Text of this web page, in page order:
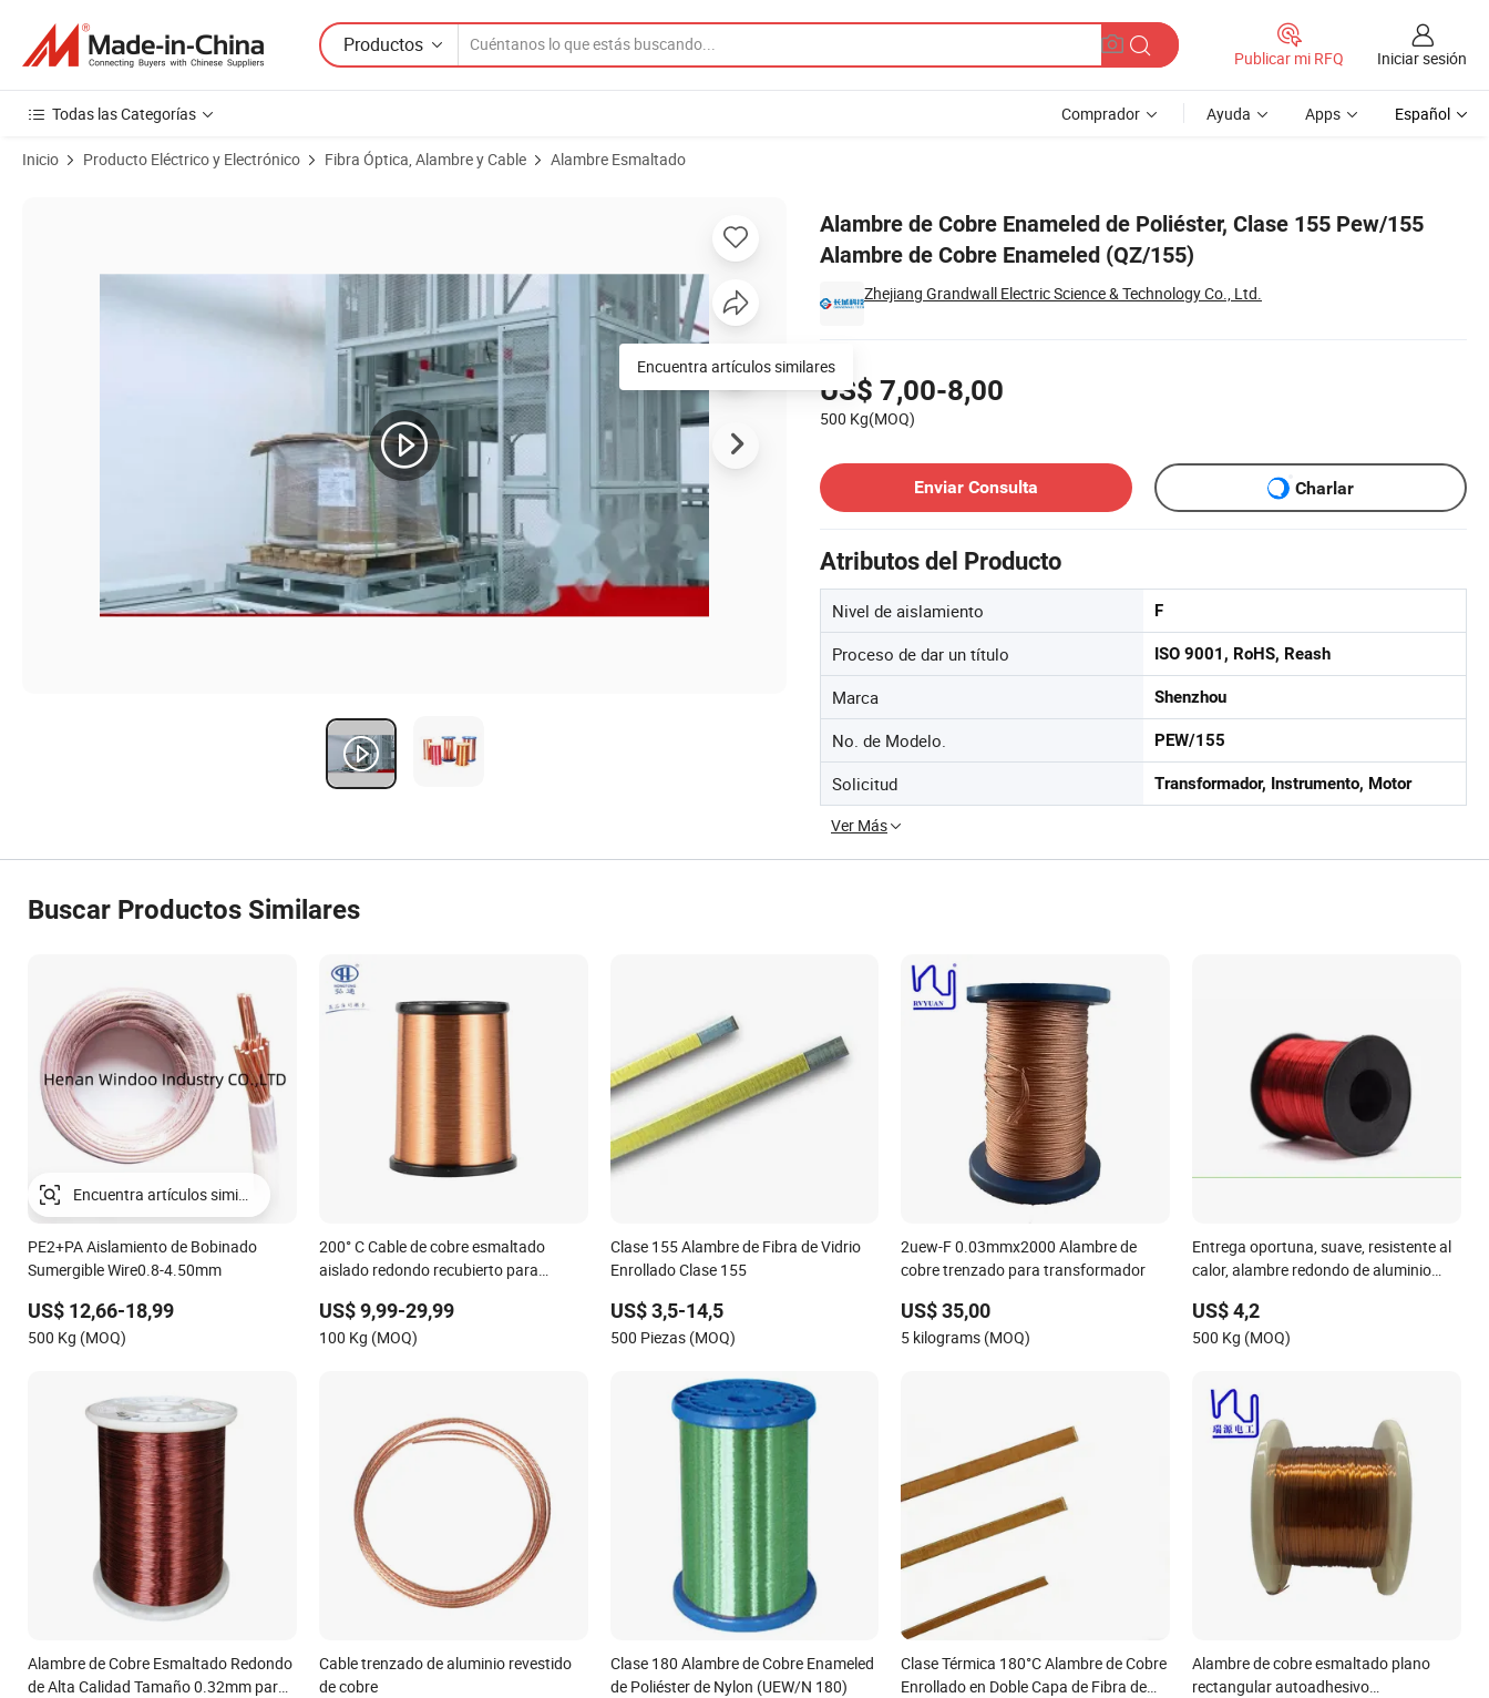
Productos
Publicar mi RFQ Iniciar sesión
Todas las Categorías Comprador Ayuda Apps Español
Inicio Producto Eléctrico y Electrónico Fibra Óptica, Alambre y Cable Alambre Esmaltado
Alambre de Cobre Enameled de Poliéster, Clase 155 Pew/155
Alambre de Cobre Enameled (QZ/155)
Zhejiang Grandwall Electric Science & Technology Co., Ltd.
Precios
US$ 7,00-8,00
500 Kg(MOQ)
Enviar Consulta
Charlar
Atributos del Producto
Nivel de aislamiento F
Proceso de dar un título ISO 9001, RoHS, Reash
Marca Shenzhou
No. de Modelo. PEW/155
Solicitud Transformador, Instrumento, Motor
Ver Más
Encuentra artículos similares
Buscar Productos Similares
Encuentra artículos similares
PE2+PA Aislamiento de Bobinado
Sumergible Wire0.8-4.50mm
US$ 12,66-18,99
500 Kg (MOQ)
200° C Cable de cobre esmaltado
aislado redondo recubierto para
US$ 9,99-29,99
100 Kg (MOQ)
Clase 155 Alambre de Fibra de Vidrio
Enrollado Clase 155
US$ 3,5-14,5
500 Piezas (MOQ)
2uew-F 0.03mmx2000 Alambre de
cobre trenzado para transformador
US$ 35,00
5 kilograms (MOQ)
Entrega oportuna, suave, resistente al
calor, alambre redondo de aluminio
US$ 4,2
500 Kg (MOQ)
Alambre de Cobre Esmaltado Redondo
de Alta Calidad Tamaño 0.32mm para
Cable trenzado de aluminio revestido
de cobre
Clase 180 Alambre de Cobre Enameled
de Poliéster de Nylon (UEW/N 180)
Clase Térmica 180°C Alambre de Cobre
Enrollado en Doble Capa de Fibra de
Alambre de cobre esmaltado plano
rectangular autoadhesivo